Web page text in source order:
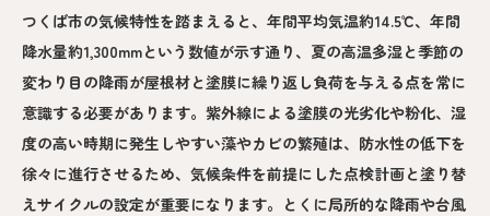
つくば市の気候特性を踏まえると、年間平均気温約14.5℃、年間
降水量約1,300mmという数値が示す通り、夏の高温多湿と季節の
変わり目の降雨が屋根材と塗膜に繰り返し負荷を与える点を常に
意識する必要があります。紫外線による塗膜の光劣化や粉化、湿
度の高い時期に発生しやすい藻やカビの繁殖は、防水性の低下を
徐々に進行させるため、気候条件を前提にした点検計画と塗り替
えサイクルの設定が重要になります。とくに局所的な降雨や台風